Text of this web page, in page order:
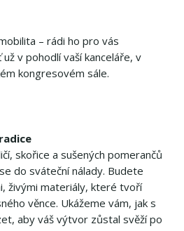
– rádi ho pro vás
v pohodlí vaší kanceláře, v
kongresovém sále.
skořice a sušených pomerančů
do sváteční nálady. Budete
živými materiály, které tvoří
věnce. Ukážeme vám, jak s
aby váš výtvor zůstal svěží po